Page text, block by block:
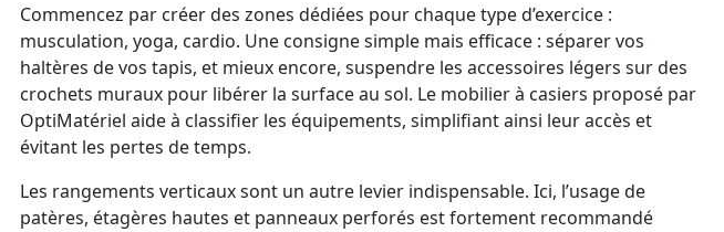
Commencez par créer des zones dédiées pour chaque type d’exercice :
musculation, yoga, cardio. Une consigne simple mais efficace : séparer vos
haltères de vos tapis, et mieux encore, suspendre les accessoires légers sur des
crochets muraux pour libérer la surface au sol. Le mobilier à casiers proposé par
OptiMatériel aide à classifier les équipements, simplifiant ainsi leur accès et
évitant les pertes de temps.
Les rangements verticaux sont un autre levier indispensable. Ici, l’usage de
patères, étagères hautes et panneaux perforés est fortement recommandé